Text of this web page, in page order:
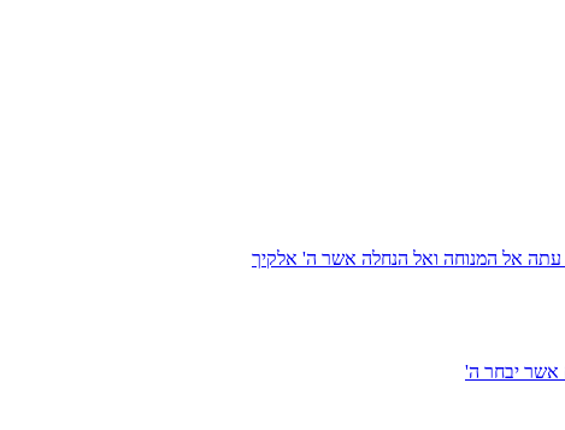
עתה אל המנוחה ואל הנחלה אשר ה' אלקיך
אשר יבחר ה'